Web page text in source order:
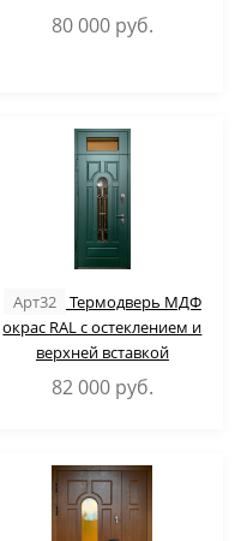
80 000 руб.
Арт32
Термодверь МДФ
окрас RAL с остеклением и
верхней вставкой
82 000 руб.